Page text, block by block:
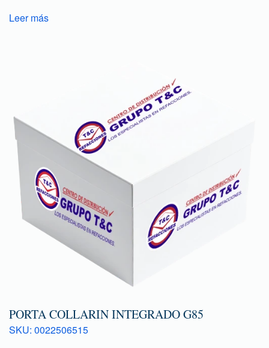
Leer más
PORTA COLLARIN INTEGRADO G85
SKU: 0022506515